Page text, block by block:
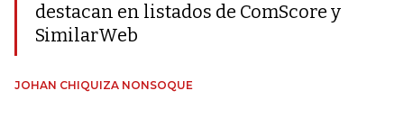
destacan en listados de ComScore y
SimilarWeb
JOHAN CHIQUIZA NONSOQUE